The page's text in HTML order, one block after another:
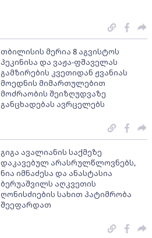
თბილისის მერია 8 აგვისტოს
პეკინისა და ვაჟა-ფშაველას
გამზირების კვეთიდან ჟვანიას
მოედნის მიმართულებით
მოძრაობის შეიზღუდვაზე
განცხადებას ავრცელებს
გიგა ავალიანის საქმეზე
დაკავებულ არასრულწლოვნებს,
ნია იმნაძესა და ანასტასია
ბერუაშვილს აღკვეთის
ღონისძიების სახით პატიმრობა
შეეფარდათ